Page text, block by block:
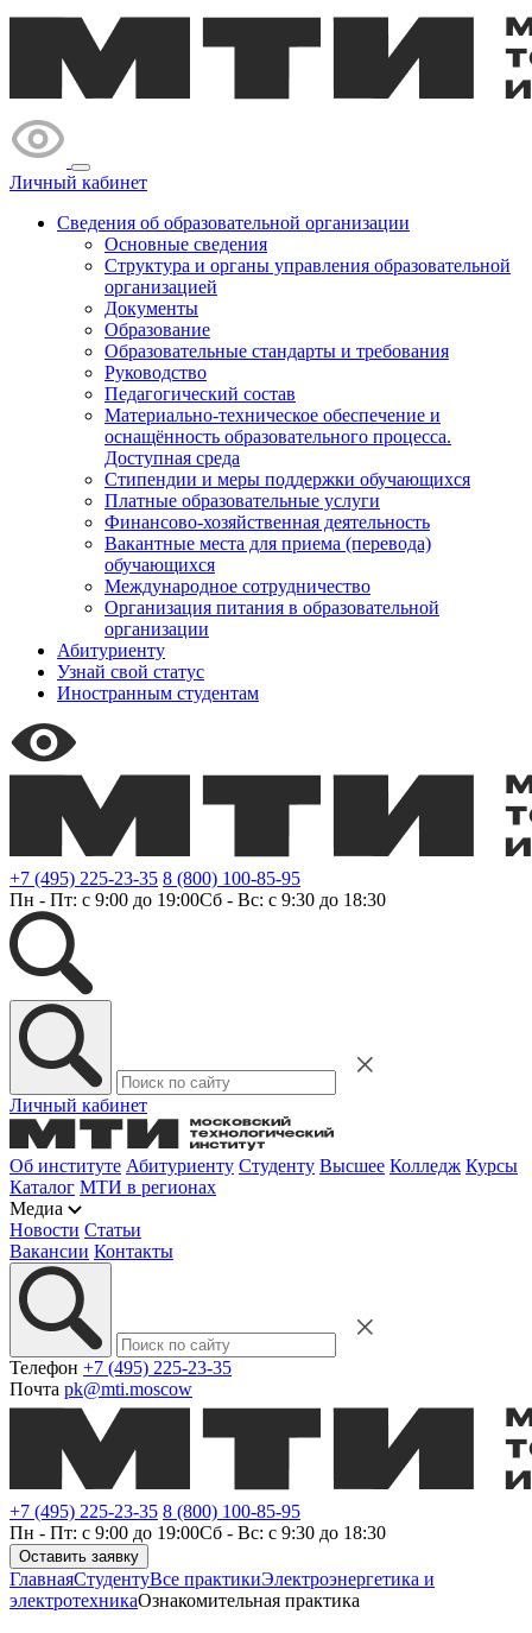
Личный кабинет
Сведения об образовательной организации
Основные сведения
Структура и органы управления образовательной
организацией
Документы
Образование
Образовательные стандарты и требования
Руководство
Педагогический состав
Материально-техническое обеспечение и
оснащённость образовательного процесса.
Доступная среда
Стипендии и меры поддержки обучающихся
Платные образовательные услуги
Финансово-хозяйственная деятельность
Вакантные места для приема (перевода)
обучающихся
Международное сотрудничество
Организация питания в образовательной
организации
Абитуриенту
Узнай свой статус
Иностранным студентам
+7 (495) 225-23-35 8 (800) 100-85-95
Пн - Пт: с 9:00 до 19:00Сб - Вс: с 9:30 до 18:30
Личный кабинет
Об институте Абитуриенту Студенту Высшее Колледж Курсы
Каталог МТИ в регионах
Медиа
Новости Статьи
Вакансии Контакты
Телефон +7 (495) 225-23-35
Почта pk@mti.moscow
+7 (495) 225-23-35 8 (800) 100-85-95
Пн - Пт: с 9:00 до 19:00Сб - Вс: с 9:30 до 18:30
Оставить заявку
ГлавнаяСтудентуВсе практикиЭлектроэнергетика и
электротехникаОзнакомительная практика